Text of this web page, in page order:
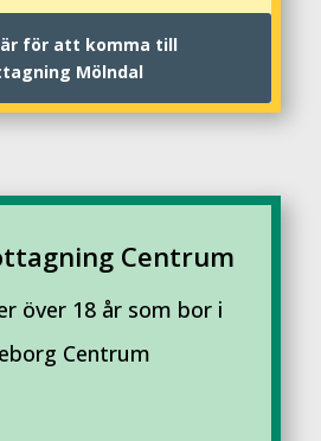
för att komma till
Mölndal
Centrum
över 18 år som bor i
Centrum